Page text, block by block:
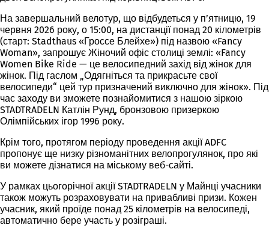
На завершальний велотур, що відбудеться у п’ятницю, 19
червня 2026 року, о 15:00, на дистанції понад 20 кілометрів
(старт: Stadthaus «Гроссе Блейхе») під назвою «Fancy
Woman», запрошує Жіночий офіс столиці землі: «Fancy
Women Bike Ride — це велосипедний захід від жінок для
жінок. Під гаслом „Одягніться та прикрасьте свої
велосипеди“ цей тур призначений виключно для жінок». Під
час заходу ви зможете познайомитися з нашою зіркою
STADTRADELN Катлін Рунд, бронзовою призеркою
Олімпійських ігор 1996 року.
Крім того, протягом періоду проведення акції ADFC
пропонує ще низку різноманітних велопрогулянок, про які
ви можете дізнатися на міському веб-сайті.
У рамках цьогорічної акції STADTRADELN у Майнці учасники
також можуть розраховувати на привабливі призи. Кожен
учасник, який проїде понад 25 кілометрів на велосипеді,
автоматично бере участь у розіграші.